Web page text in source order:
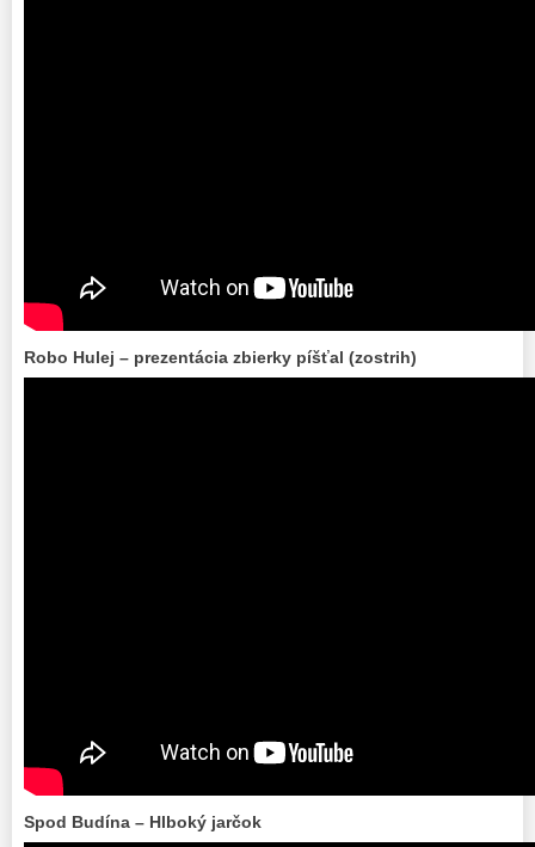
Robo Hulej – prezentácia zbierky píšťal (zostrih)
Spod Budína – Hlboký jarčok